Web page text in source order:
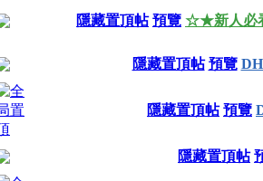
隱藏置頂帖 預覽 ☆★新人必
隱藏置頂帖 預覽
隱藏置頂帖 預覽
隱藏置頂帖